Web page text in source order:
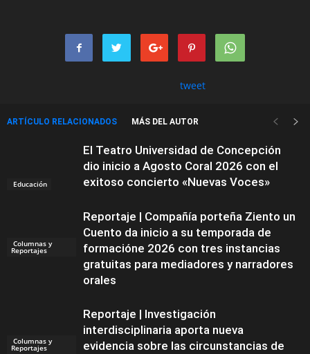
tweet
ARTÍCULO RELACIONADOS MÁS DEL AUTOR
Educación
El Teatro Universidad de Concepción
dio inicio a Agosto Coral 2026 con el
exitoso concierto «Nuevas Voces»
Columnas y
Reportajes
Reportaje | Compañía porteña Ziento un
Cuento da inicio a su temporada de
formacióne 2026 con tres instancias
gratuitas para mediadores y narradores
orales
Columnas y
Reportajes
Reportaje | Investigación
interdisciplinaria aporta nueva
evidencia sobre las circunstancias de